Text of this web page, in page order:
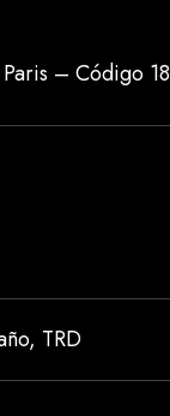
Paris – Código 18
, TRD